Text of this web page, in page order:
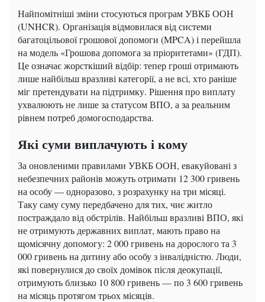
Найпомітніші зміни стосуються програм УВКБ ООН
(UNHCR). Організація відмовилася від системи
багатоцільової грошової допомоги (MPCA) і перейшла
на модель «Грошова допомога за пріоритетами» (ГДП).
Це означає жорсткіший відбір: тепер гроші отримають
лише найбільш вразливі категорії, а не всі, хто раніше
міг претендувати на підтримку. Рішення про виплату
ухвалюють не лише за статусом ВПО, а за реальним
рівнем потреб домогосподарства.
Які суми виплачують і кому
За оновленими правилами УВКБ ООН, евакуйовані з
небезпечних районів можуть отримати 12 300 гривень
на особу — одноразово, з розрахунку на три місяці.
Таку саму суму передбачено для тих, чиє житло
постраждало від обстрілів. Найбільш вразливі ВПО, які
не отримують державних виплат, мають право на
щомісячну допомогу: 2 000 гривень на дорослого та 3
000 гривень на дитину або особу з інвалідністю. Люди,
які повернулися до своїх домівок після деокупації,
отримують близько 10 800 гривень — по 3 600 гривень
на місяць протягом трьох місяців.